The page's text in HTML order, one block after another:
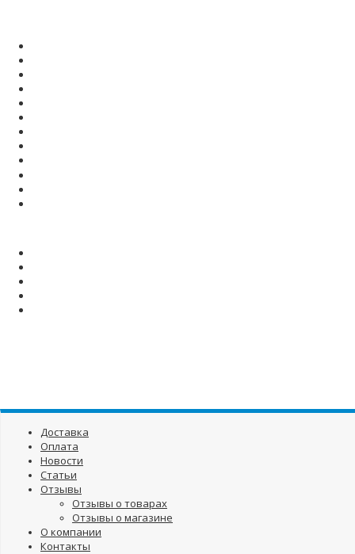
Доставка
Оплата
Новости
Статьи
Отзывы
Отзывы о товарах
Отзывы о магазине
О компании
Контакты